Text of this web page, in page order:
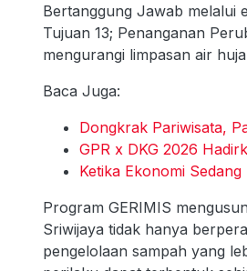
Bertanggung Jawab melalui
Tujuan 13; Penanganan
mengurangi limpasan air
Baca Juga:
Dongkrak Pariwisata,
GPR x DKG 2026
Ketika Ekonomi
Program GERIMIS
Sriwijaya tidak hanya
pengelolaan sampah yang